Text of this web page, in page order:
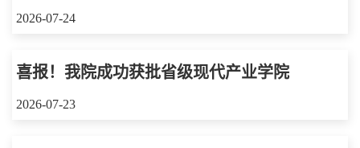
2026-07-24
喜报！我院成功获批省级现代产业学院
2026-07-23